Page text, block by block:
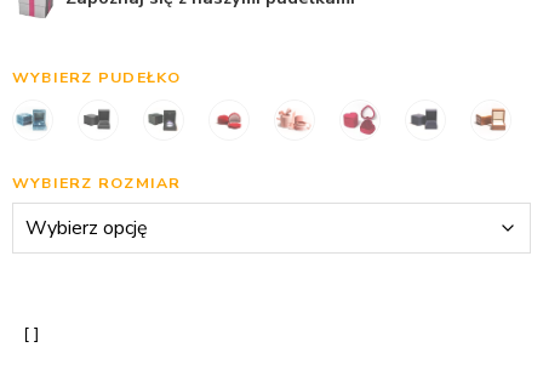
WYBIERZ PUDEŁKO
WYBIERZ ROZMIAR